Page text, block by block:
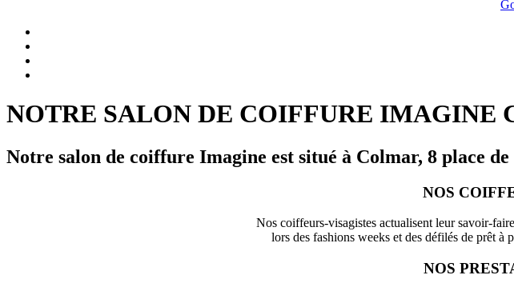
NOTRE SALON DE COIFFURE IMAGINE
Notre salon de coiffure Imagine est situé à Colmar, 8 place
NOS
Nos coiffeurs-visagistes actualisent leur savoir-
lors des fashions weeks et des défilés de prêt
NOS